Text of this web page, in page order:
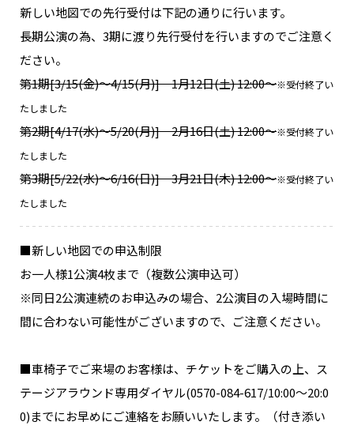
新しい地図での先行受付は下記の通りに行います。
長期公演の為、3期に渡り先行受付を行いますのでご注意く
ださい。
第1期[3/15(金)～4/15(月)] 1月12日(土) 12:00～※受付終了い
たしました
第2期[4/17(水)～5/20(月)] 2月16日(土) 12:00～※受付終了い
たしました
第3期[5/22(水)～6/16(日)] 3月21日(木) 12:00～※受付終了い
たしました
■新しい地図での申込制限
お一人様1公演4枚まで（複数公演申込可）
※同日2公演連続のお申込みの場合、2公演目の入場時間に
間に合わない可能性がございますので、ご注意ください。
■車椅子でご来場のお客様は、チケットをご購入の上、ス
テージアラウンド専用ダイヤル(0570-084-617/10:00～20:0
0)までにお早めにご連絡をお願いいたします。（付き添い